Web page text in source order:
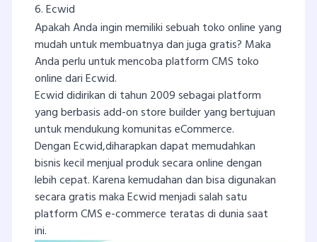
6. Ecwid
Apakah Anda ingin memiliki sebuah toko online yang
mudah untuk membuatnya dan juga gratis? Maka
Anda perlu untuk mencoba platform CMS toko
online dari Ecwid.
Ecwid didirikan di tahun 2009 sebagai platform
yang berbasis add-on store builder yang bertujuan
untuk mendukung komunitas eCommerce.
Dengan Ecwid,diharapkan dapat memudahkan
bisnis kecil menjual produk secara online dengan
lebih cepat. Karena kemudahan dan bisa digunakan
secara gratis maka Ecwid menjadi salah satu
platform CMS e-commerce teratas di dunia saat
ini.